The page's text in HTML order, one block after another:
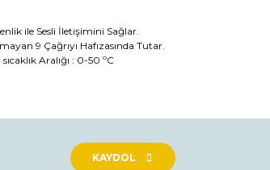
ile Sesli İletişimini Sağlar.
9 Çağrıyı Hafızasında Tutar.
Aralığı : 0-50 ºC
KAYDOL